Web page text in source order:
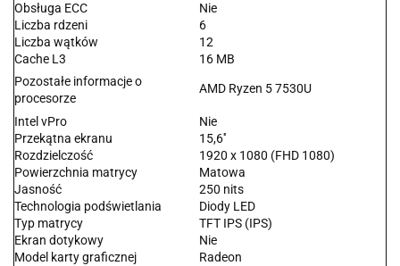
Obsługa ECC
Nie
Liczba rdzeni
6
Liczba wątków
12
Cache L3
16 MB
Pozostałe informacje o
procesorze
AMD Ryzen 5 7530U
Intel vPro
Nie
Przekątna ekranu
15,6''
Rozdzielczość
1920 x 1080 (FHD 1080)
Powierzchnia matrycy
Matowa
Jasność
250 nits
Technologia podświetlania
Diody LED
Typ matrycy
TFT IPS (IPS)
Ekran dotykowy
Nie
Model karty graficznej
Radeon